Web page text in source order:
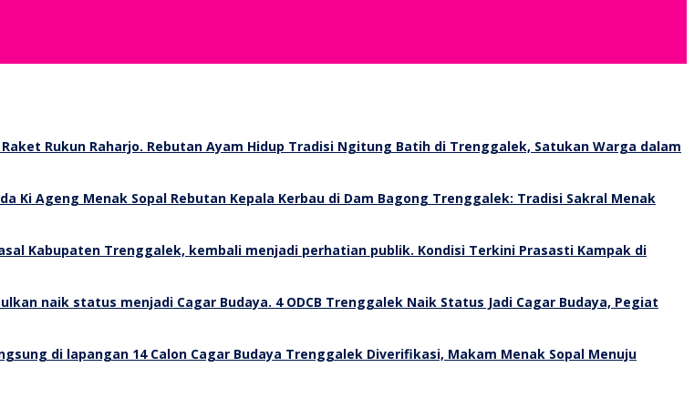
Rebutan Ayam Hidup Tradisi Ngitung Batih di Trenggalek, Satukan Warga dalam
Rebutan Kepala Kerbau di Dam Bagong Trenggalek: Tradisi Sakral Menak
Kondisi Terkini Prasasti Kampak di
4 ODCB Trenggalek Naik Status Jadi Cagar Budaya, Pegiat
14 Calon Cagar Budaya Trenggalek Diverifikasi, Makam Menak Sopal Menuju